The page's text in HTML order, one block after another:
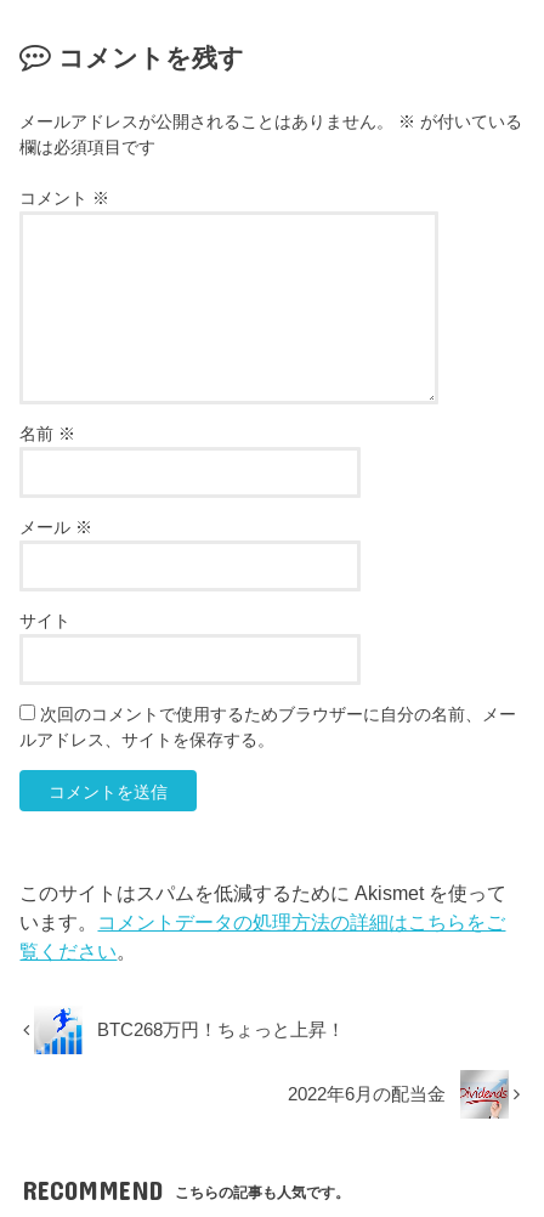
コメントを残す
メールアドレスが公開されることはありません。 ※ が付いている
欄は必須項目です
コメント ※
名前 ※
メール ※
サイト
次回のコメントで使用するためブラウザーに自分の名前、メー
ルアドレス、サイトを保存する。
このサイトはスパムを低減するために Akismet を使って
います。 コメントデータの処理方法の詳細はこちらをご
覧ください。
BTC268万円！ちょっと上昇！
2022年6月の配当金
RECOMMEND こちらの記事も人気です。